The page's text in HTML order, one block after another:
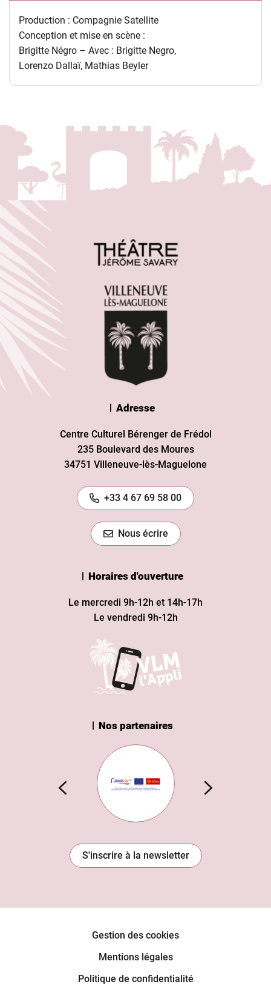
Production : Compagnie Satellite
Conception et mise en scène :
Brigitte Négro – Avec : Brigitte Negro,
Lorenzo Dallaï, Mathias Beyler
Adresse
Centre Culturel Bérenger de Frédol
235 Boulevard des Moures
34751 Villeneuve-lès-Maguelone
+33 4 67 69 58 00
Nous écrire
Horaires d'ouverture
Le mercredi 9h-12h et 14h-17h
Le vendredi 9h-12h
Nos partenaires
Subvention européenne
S'inscrire à la newsletter
Gestion des cookies
Mentions légales
Politique de confidentialité